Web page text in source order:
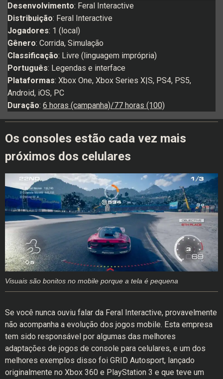
Desenvolvimento: Feral Interactive
Distribuição: Feral Interactive
Jogadores: 1 (local)
Gênero: Corrida, Simulação
Classificação: Livre (linguagem imprópria)
Português: Legendas e interface
Plataformas: Xbox One, Xbox Series X|S, PS4, PS5,
Android, iOS, PC
Duração: 6 horas (campanha)/77 horas (100)
Os consoles estão cada vez mais
próximos dos celulares
Visuais são bonitos no mobile porque a tela é pequena
Se você nunca ouviu falar da Feral Interactive, provavelmente
não acompanha a evolução dos jogos mobile. Esta empresa
tem sido responsável por algumas das melhores
adaptações de jogos de console para celulares, e um dos
melhores exemplos disso foi GRID Autosport, lançado
originalmente no Xbox 360 e PlayStation 3 e que teve um